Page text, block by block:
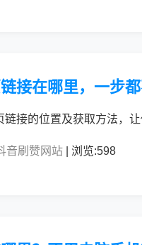
接在哪里，一步
接的位置及获取方法，
音刷赞网站 | 浏览:598